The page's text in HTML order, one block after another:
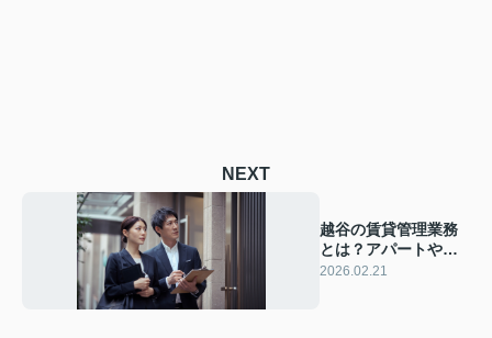
NEXT
越谷の賃貸管理業務
とは？アパートやマ
ンション所有者の費
2026.02.21